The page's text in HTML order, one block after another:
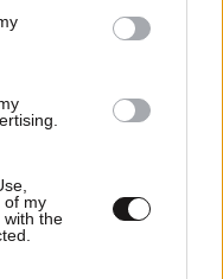
of my
with the
– «Θα μπορούσε